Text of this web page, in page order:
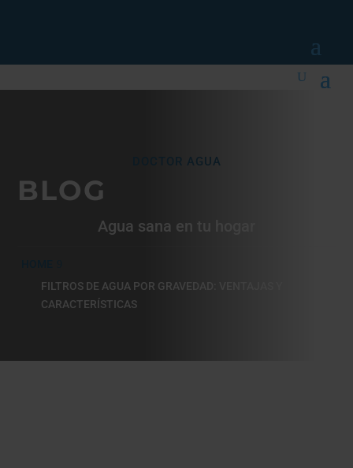
DOCTOR AGUA
BLOG
Agua sana en tu hogar
FILTROS DE AGUA POR GRAVEDAD: VENTAJAS Y
CARACTERÍSTICAS